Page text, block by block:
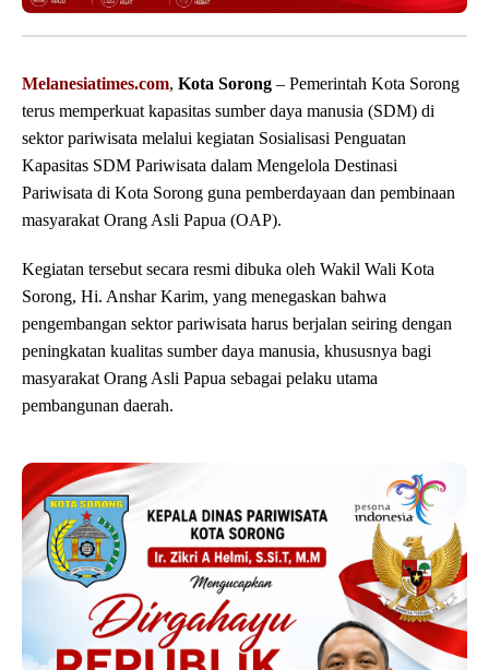
Melanesiatimes.com, Kota Sorong – Pemerintah Kota Sorong
terus memperkuat kapasitas sumber daya manusia (SDM) di
sektor pariwisata melalui kegiatan Sosialisasi Penguatan
Kapasitas SDM Pariwisata dalam Mengelola Destinasi
Pariwisata di Kota Sorong guna pemberdayaan dan pembinaan
masyarakat Orang Asli Papua (OAP).
Kegiatan tersebut secara resmi dibuka oleh Wakil Wali Kota
Sorong, Hi. Anshar Karim, yang menegaskan bahwa
pengembangan sektor pariwisata harus berjalan seiring dengan
peningkatan kualitas sumber daya manusia, khususnya bagi
masyarakat Orang Asli Papua sebagai pelaku utama
pembangunan daerah.